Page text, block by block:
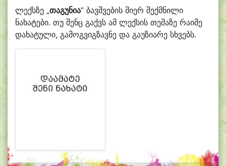
ლექსზე „თაგუნია“ ბავშვების მიერ შექმნილი
ნახატები. თუ შენც გაქვს ამ ლექსის თემაზე რაიმე
დახატული, გამოგვიგზავნე და გაუზიარე სხვებს.